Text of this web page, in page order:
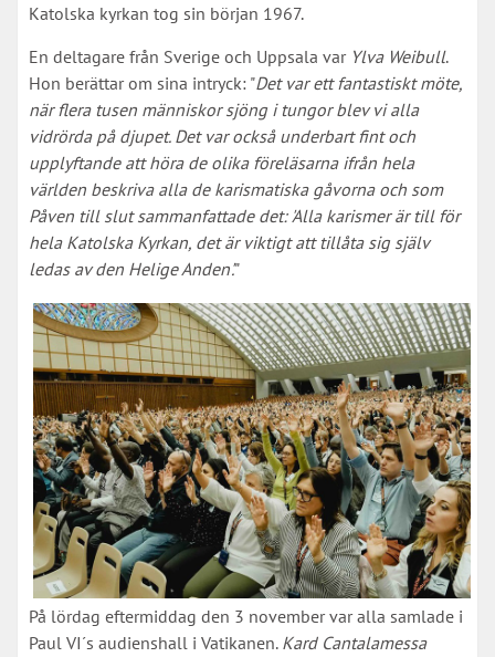
Katolska kyrkan tog sin början 1967.
En deltagare från Sverige och Uppsala var Ylva Weibull.
Hon berättar om sina intryck: "Det var ett fantastiskt möte,
när flera tusen människor sjöng i tungor blev vi alla
vidrörda på djupet. Det var också underbart fint och
upplyftande att höra de olika föreläsarna ifrån hela
världen beskriva alla de karismatiska gåvorna och som
Påven till slut sammanfattade det: 'Alla karismer är till för
hela Katolska Kyrkan, det är viktigt att tillåta sig själv
ledas av den Helige Anden'."
På lördag eftermiddag den 3 november var alla samlade i
Paul VI´s audienshall i Vatikanen. Kard Cantalamessa